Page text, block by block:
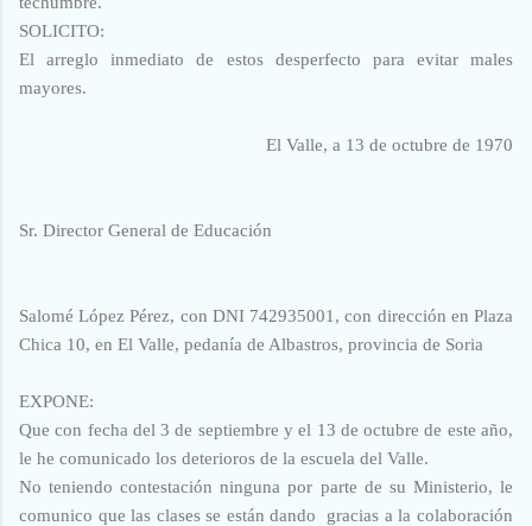
SOLICITO:
El arreglo inmediato de estos desperfecto para evitar males
mayores.
El Valle, a 13 de octubre de 1970
Sr. Director General de Educación
Salomé López Pérez, con DNI 742935001, con dirección en Plaza
Chica 10, en El Valle, pedanía de Albastros, provincia de Soria
EXPONE:
Que con fecha del 3 de septiembre y el 13 de octubre de este año,
le he comunicado los deterioros de la escuela del Valle.
No teniendo contestación ninguna por parte de su Ministerio, le
comunico que las clases se están dando gracias a la colaboración